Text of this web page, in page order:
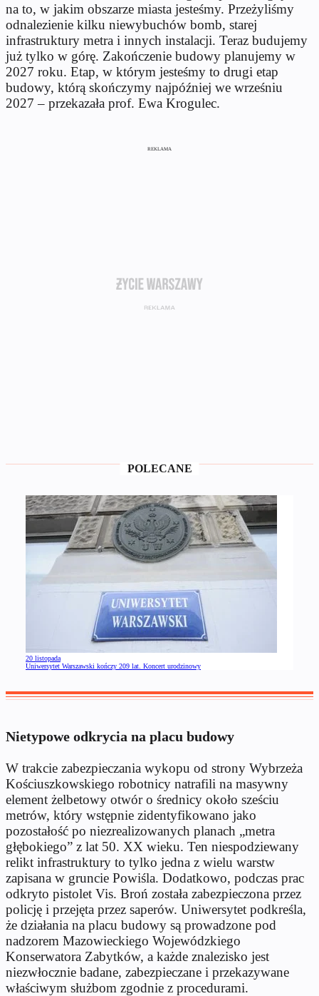
na to, w jakim obszarze miasta jesteśmy. Przeżyliśmy
odnalezienie kilku niewybuchów bomb, starej
infrastruktury metra i innych instalacji. Teraz budujemy
już tylko w górę. Zakończenie budowy planujemy w
2027 roku. Etap, w którym jesteśmy to drugi etap
budowy, którą skończymy najpóźniej we wrześniu
2027 – przekazała prof. Ewa Krogulec.
REKLAMA
POLECANE
20 listopada
Uniwersytet Warszawski kończy 209 lat. Koncert urodzinowy
Nietypowe odkrycia na placu budowy
W trakcie zabezpieczania wykopu od strony Wybrzeża
Kościuszkowskiego robotnicy natrafili na masywny
element żelbetowy otwór o średnicy około sześciu
metrów, który wstępnie zidentyfikowano jako
pozostałość po niezrealizowanych planach „metra
głębokiego” z lat 50. XX wieku. Ten niespodziewany
relikt infrastruktury to tylko jedna z wielu warstw
zapisana w gruncie Powiśla. Dodatkowo, podczas prac
odkryto pistolet Vis. Broń została zabezpieczona przez
policję i przejęta przez saperów. Uniwersytet podkreśla,
że działania na placu budowy są prowadzone pod
nadzorem Mazowieckiego Wojewódzkiego
Konserwatora Zabytków, a każde znalezisko jest
niezwłocznie badane, zabezpieczane i przekazywane
właściwym służbom zgodnie z procedurami.